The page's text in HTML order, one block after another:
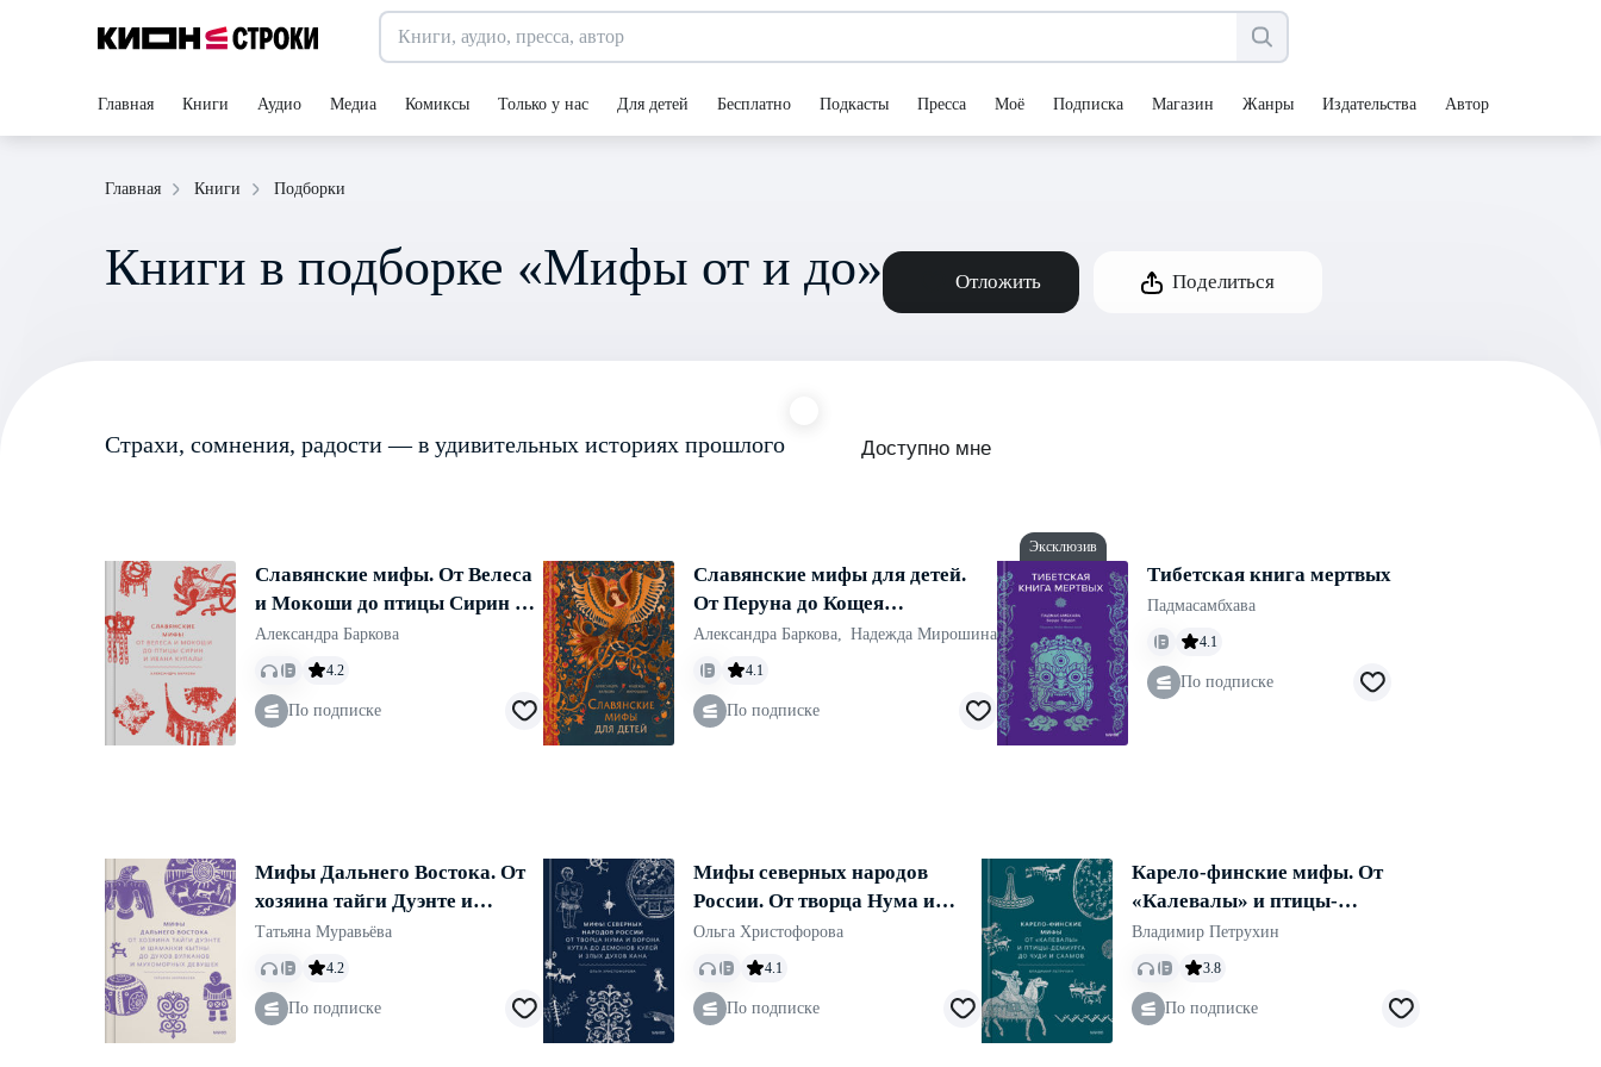
Главная Книги Аудио Медиа Комиксы Только у нас Для детей Бесплатно Подкасты Пресса Моё Подписка Магазин Жанры Издательства Авторы
Главная Книги Подборки
Книги в подборке «Мифы от и до» Отложить Поделиться
Страхи, сомнения, радости — в удивительных историях прошлого Доступно мне
Славянские мифы. От Велеса
и Мокоши до птицы Сирин и
Ивана Купалы
Александра Баркова
4.2
По подписке
Славянские мифы для детей.
От Перуна до Кощея
Бессмертного
Александра Баркова, Надежда Мирошина
4.1
По подписке
Эксклюзив
Тибетская книга мертвых
Падмасамбхава
4.1
По подписке
Мифы Дальнего Востока. От
хозяина тайги Дуэнте и
шаманки Кытны до духов
вулканов и мухоморных
девушек
Татьяна Муравьёва
4.2
По подписке
Мифы северных народов
России. От творца Нума и
ворона Кутха до демонов
кулей и злых духов кана
Ольга Христофорова
4.1
По подписке
Карело-финские мифы. От
«Калевалы» и птицы-
демиурга до чуди и саамов
Владимир Петрухин
3.8
По подписке